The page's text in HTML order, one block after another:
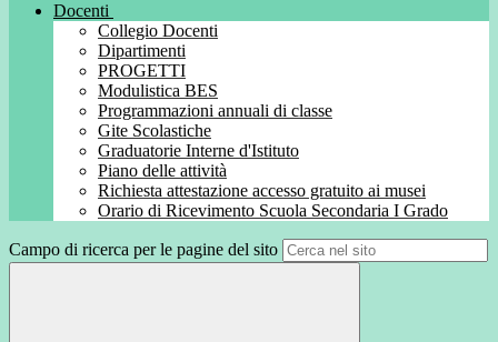
Docenti
Collegio Docenti
Dipartimenti
PROGETTI
Modulistica BES
Programmazioni annuali di classe
Gite Scolastiche
Graduatorie Interne d'Istituto
Piano delle attività
Richiesta attestazione accesso gratuito ai musei
Orario di Ricevimento Scuola Secondaria I Grado
Campo di ricerca per le pagine del sito